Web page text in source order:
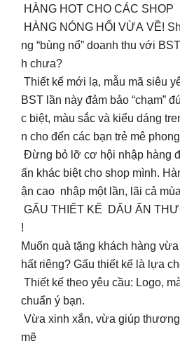
HÀNG HOT CHO CÁC SHOP
HÀNG NÓNG HỔI VỪA VỀ!
ng “bùng nổ” doanh thu với
h chưa?
Thiết kế mới lạ, mẫu mã siêu
BST lần này đảm bảo “chạm”
c biệt, màu sắc và kiểu dáng
n cho đến các bạn trẻ mê
Đừng bỏ lỡ cơ hội nhập hàng
ấn khác biệt cho shop mình.
ận cao nhập một lần, lãi cả
GẤU THIẾT KẾ DẤU ẤN
!
Muốn quà tặng khách hàng
hất riêng? Gấu thiết kế là lựa
Thiết kế theo yêu cầu: Logo,
chuẩn ý bạn.
Vừa xinh xắn, vừa giúp
mẽ